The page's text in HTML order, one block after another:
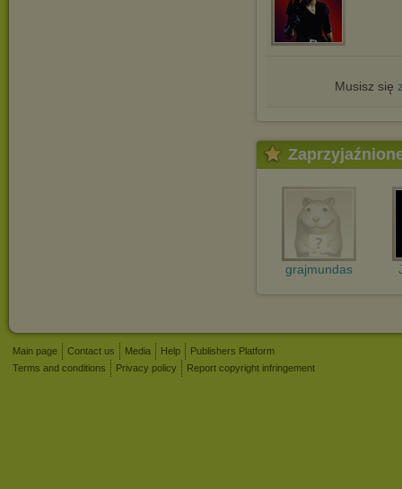
Musisz się
grajmundas
Main page Contact us Media Help
Publishers Platform
Terms and conditions
Privacy policy Report copyright infringement